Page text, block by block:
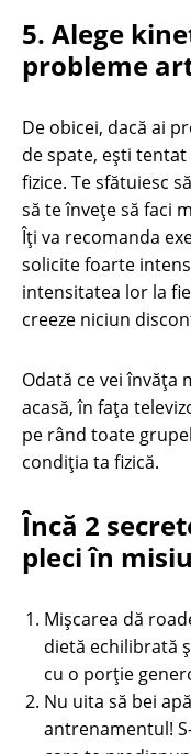
5. Alege
probleme
De obicei, dacă ai
de spate, ești
fizice. Te sfătuiesc
să te înveţe să faci
Îți va recomanda
solicite foarte
intensitatea lor la
creeze niciun
Odată ce vei învăța
acasă, în fața
pe rând toate
condiția ta fizică.
Încă 2
pleci în
Mișcarea dă
dietă echilibrată
cu o porție
Nu uita să bei
antrenamentul!